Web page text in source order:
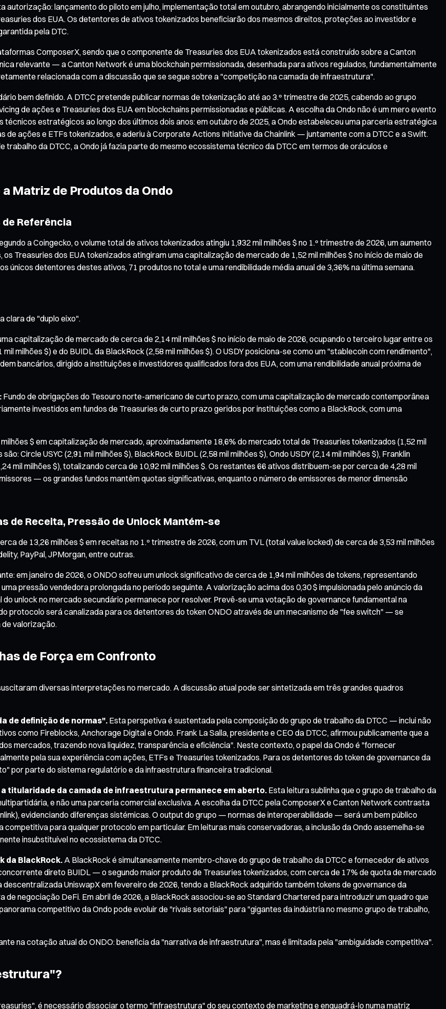
autorização: lançamento do piloto em julho, implementação total em outubro, abrangendo inicialmente os constituintes
dos EUA. Os detentores de ativos tokenizados beneficiarão dos mesmos direitos, proteções ao investidor e
pela DTC.
ComposerX, sendo que o componente de Treasuries dos EUA tokenizados está construído sobre a Canton
relevante — a Canton Network é uma blockchain permissionada, desenhada para ativos regulados, fundamentalmente
relacionada com a discussão que se segue sobre a "competição na camada de infraestrutura".
bem definido. A DTCC pretende publicar normas de tokenização até ao 3.º trimestre de 2025, cabendo ao grupo
de ações e Treasuries dos EUA em blockchains permissionadas e públicas. A escolha da Ondo não é um mero evento
estratégicos ao longo dos últimos dois anos: em outubro de 2025, a Ondo estabeleceu uma parceria estratégica
ações e ETFs tokenizados, e aderiu à Corporate Actions Initiative da Chainlink — juntamente com a DTCC e a Swift.
da DTCC, a Ondo já fazia parte do mesmo ecossistema técnico da DTCC em termos de oráculos e
Matriz de Produtos da Ondo
Referência
a Coingecko, o volume total de ativos tokenizados atingiu 1,932 mil milhões $ no 1.º trimestre de 2026, um aumento
Treasuries dos EUA tokenizados atingiram uma capitalização de mercado de 1,52 mil milhões $ no início de maio de
únicos detentores destes ativos, 71 produtos no total e uma rendibilidade média anual de 3,36% na última semana.
clara de "duplo eixo".
capitalização de mercado de cerca de 2,14 mil milhões $ no início de maio de 2026, ocupando o terceiro lugar entre os
milhões $) e do BUIDL da BlackRock (2,58 mil milhões $). O USDY posiciona-se como um "stablecoin com rendimento",
bancários, dirigido a instituições e investidores qualificados fora dos EUA, com uma rendibilidade anual próxima de
Fundo de obrigações do Tesouro norte-americano de curto prazo, com uma capitalização de mercado contemporânea
investidos em fundos de Treasuries de curto prazo geridos por instituições como a BlackRock, com uma
$ em capitalização de mercado, aproximadamente 18,6% do mercado total de Treasuries tokenizados (1,52 mil
Circle USYC (2,91 mil milhões $), BlackRock BUIDL (2,58 mil milhões $), Ondo USDY (2,14 mil milhões $), Franklin
mil milhões $), totalizando cerca de 10,92 mil milhões $. Os restantes 66 ativos distribuem-se por cerca de 4,28 mil
— os grandes fundos mantêm quotas significativas, enquanto o número de emissores de menor dimensão
de Receita, Pressão de Unlock Mantém-se
de 13,26 milhões $ em receitas no 1.º trimestre de 2026, com um TVL (total value locked) de cerca de 3,53 mil milhões
PayPal, JPMorgan, entre outras.
em janeiro de 2026, o ONDO sofreu um unlock significativo de cerca de 1,94 mil milhões de tokens, representando
pressão vendedora prolongada no período seguinte. A valorização acima dos 0,30 $ impulsionada pelo anúncio da
unlock no mercado secundário permanece por resolver. Prevê-se uma votação de governance fundamental na
protocolo será canalizada para os detentores do token ONDO através de um mecanismo de "fee switch" — se
valorização.
de Força em Confronto
diversas interpretações no mercado. A discussão atual pode ser sintetizada em três grandes quadros
de definição de normas". Esta perspetiva é sustentada pela composição do grupo de trabalho da DTCC — inclui não
como Fireblocks, Anchorage Digital e Ondo. Frank La Salla, presidente e CEO da DTCC, afirmou publicamente que a
mercados, trazendo nova liquidez, transparência e eficiência". Neste contexto, o papel da Ondo é "fornecer
pela sua experiência com ações, ETFs e Treasuries tokenizados. Para os detentores do token de governance da
por parte do sistema regulatório e da infraestrutura financeira tradicional.
titularidade da camada de infraestrutura permanece em aberto.Esta leitura sublinha que o grupo de trabalho da
e não uma parceria comercial exclusiva. A escolha da DTCC pela ComposerX e Canton Network contrasta
evidenciando diferenças sistémicas. O output do grupo — normas de interoperabilidade — será um bem público
para qualquer protocolo em particular. Em leituras mais conservadoras, a inclusão da Ondo assemelha-se
insubstituível no ecossistema da DTCC.
da BlackRock. A BlackRock é simultaneamente membro-chave do grupo de trabalho da DTCC e fornecedor de ativos
direto BUIDL — o segundo maior produto de Treasuries tokenizados, com cerca de 17% de quota de mercado
descentralizada UniswapX em fevereiro de 2026, tendo a BlackRock adquirido também tokens de governance da
negociação DeFi. Em abril de 2026, a BlackRock associou-se ao Standard Chartered para introduzir um quadro que
competitivo da Ondo pode evoluir de "rivais setoriais" para "gigantes da indústria no mesmo grupo de trabalho,
na cotação atual do ONDO: beneficia da "narrativa de infraestrutura", mas é limitada pela "ambiguidade competitiva".
é necessário dissociar o termo "infraestrutura" do seu contexto de marketing e enquadrá-lo numa matriz